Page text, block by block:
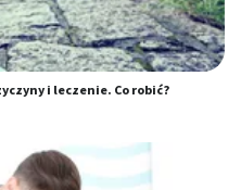
i leczenie. Co robić?